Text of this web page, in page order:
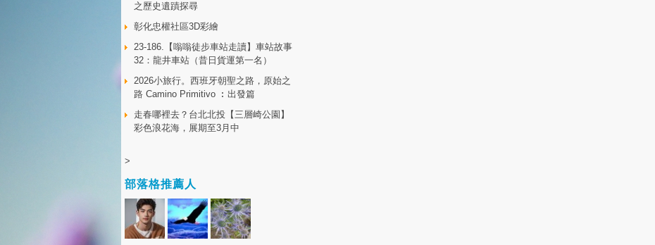
之歷史遺蹟探尋
彰化忠權社區3D彩繪
23-186.【嗡嗡徒步車站走讀】車站故事
32：龍井車站（昔日貨運第一名）
2026小旅行。西班牙朝聖之路，原始之
路 Camino Primitivo ︰出發篇
走春哪裡去？台北北投【三層崎公園】
彩色浪花海，展期至3月中
>
部落格推薦人